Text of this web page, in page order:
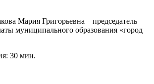
Григорьевна – председатель
муниципального образования «город
30 мин.